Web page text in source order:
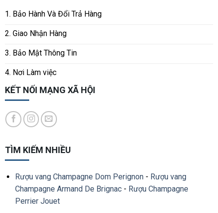
1. Bảo Hành Và Đổi Trả Hàng
2. Giao Nhận Hàng
3. Bảo Mật Thông Tin
4. Nơi Làm việc
KẾT NỐI MẠNG XÃ HỘI
TÌM KIẾM NHIỀU
Rượu vang Champagne Dom Perignon- Rượu vang
Champagne Armand De Brignac- Rượu Champagne
Perrier Jouet